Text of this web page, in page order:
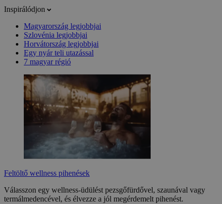
Inspirálódjon
Magyarország legjobbjai
Szlovénia legjobbjai
Horvátország legjobbjai
Egy nyár teli utazással
7 magyar régió
Feltöltő wellness pihenések
Válasszon egy wellness-üdülést pezsgőfürdővel, szaunával vagy
termálmedencével, és élvezze a jól megérdemelt pihenést.